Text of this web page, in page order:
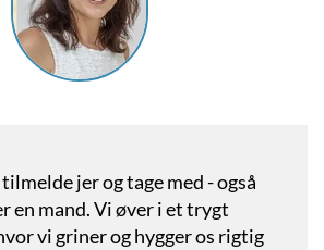
jer og tage med - også
en mand. Vi øver i et trygt
vi griner og hygger os rigtig